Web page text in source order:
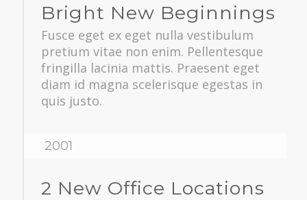
Bright New Beginnings
Fusce eget ex eget nulla vestibulum
pretium vitae non enim. Pellentesque
fringilla lacinia mattis. Praesent eget
diam id magna scelerisque egestas in
quis justo.
2001
2 New Office Locations